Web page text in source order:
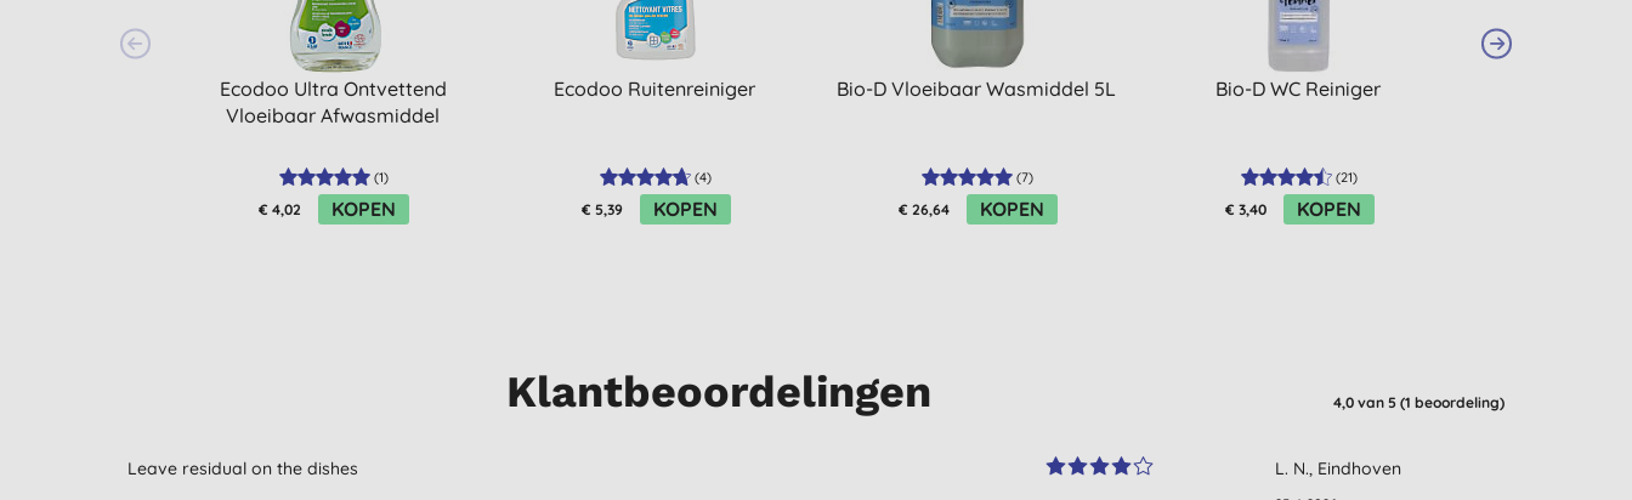
Ecodoo Ultra Ontvettend
Vloeibaar Afwasmiddel
(1)
€ 4,02 KOPEN
Ecodoo Ruitenreiniger
(4)
€ 5,39 KOPEN
Bio-D Vloeibaar Wasmiddel 5L
(7)
€ 26,64 KOPEN
Bio-D WC Reiniger
(21)
€ 3,40 KOPEN
Klantbeoordelingen 4,0 van 5 (1 beoordeling)
Leave residual on the dishes L. N., Eindhoven